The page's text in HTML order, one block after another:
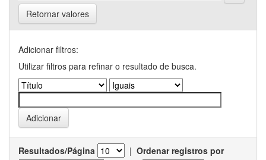
Retornar valores
Adicionar filtros:
Utilizar filtros para refinar o resultado de busca.
Resultados/Página | Ordenar registros por